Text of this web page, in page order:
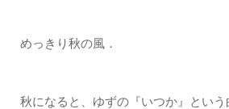
めっきり秋の風．
秋になると、ゆずの『いつか』という